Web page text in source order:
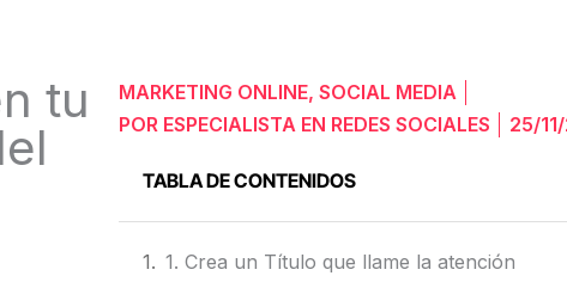
tu
MARKETING ONLINE, SOCIAL MEDIA
PORESPECIALISTA EN REDES SOCIALES 25/
TABLA DE CONTENIDOS
1. Crea un Título que llame la atención